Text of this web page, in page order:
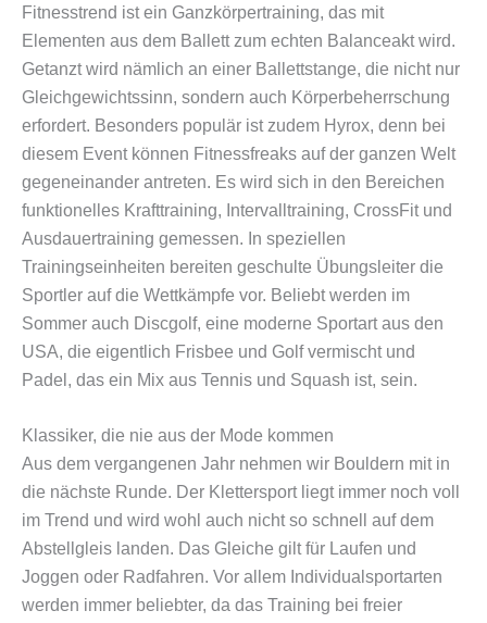
Fitnesstrend ist ein Ganzkörpertraining, das mit
Elementen aus dem Ballett zum echten Balanceakt wird.
Getanzt wird nämlich an einer Ballettstange, die nicht nur
Gleichgewichtssinn, sondern auch Körperbeherrschung
erfordert. Besonders populär ist zudem Hyrox, denn bei
diesem Event können Fitnessfreaks auf der ganzen Welt
gegeneinander antreten. Es wird sich in den Bereichen
funktionelles Krafttraining, Intervalltraining, CrossFit und
Ausdauertraining gemessen. In speziellen
Trainingseinheiten bereiten geschulte Übungsleiter die
Sportler auf die Wettkämpfe vor. Beliebt werden im
Sommer auch Discgolf, eine moderne Sportart aus den
USA, die eigentlich Frisbee und Golf vermischt und
Padel, das ein Mix aus Tennis und Squash ist, sein.
Klassiker, die nie aus der Mode kommen
Aus dem vergangenen Jahr nehmen wir Bouldern mit in
die nächste Runde. Der Klettersport liegt immer noch voll
im Trend und wird wohl auch nicht so schnell auf dem
Abstellgleis landen. Das Gleiche gilt für Laufen und
Joggen oder Radfahren. Vor allem Individualsportarten
werden immer beliebter, da das Training bei freier